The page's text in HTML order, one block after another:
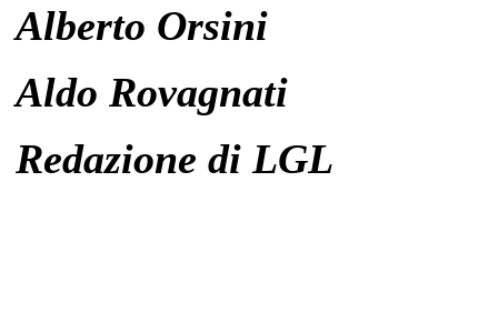
Alberto Orsini
Aldo Rovagnati
Redazione di LGL